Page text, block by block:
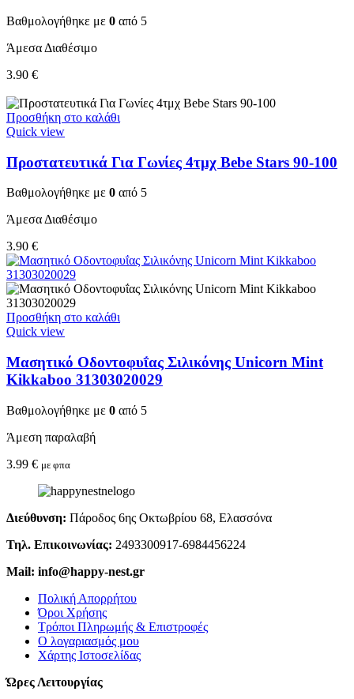
Βαθμολογήθηκε με 0 από 5
Άμεσα Διαθέσιμο
3.90 €
Προσθήκη στο καλάθι
Quick view
Προστατευτικά Για Γωνίες 4τμχ Bebe Stars 90-100
Βαθμολογήθηκε με 0 από 5
Άμεσα Διαθέσιμο
3.90 €
Προσθήκη στο καλάθι
Quick view
Μασητικό Οδοντοφυΐας Σιλικόνης Unicorn Mint
Kikkaboo 31303020029
Βαθμολογήθηκε με 0 από 5
Άμεση παραλαβή
3.99 € με φπα
Διεύθυνση: Πάροδος 6ης Οκτωβρίου 68, Ελασσόνα
Τηλ. Επικοινωνίας: 2493300917-6984456224
Mail: info@happy-nest.gr
Πολική Απορρήτου
Όροι Χρήσης
Τρόποι Πληρωμής & Επιστροφές
Ο λογαριασμός μου
Χάρτης Ιστοσελίδας
Ώρες Λειτουργίας